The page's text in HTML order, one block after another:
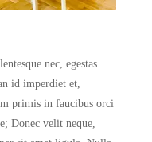
nec, egestas
id imperdiet et,
primis in faucibus orci
Donec velit neque,